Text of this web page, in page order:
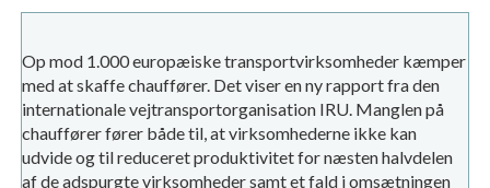
Op mod 1.000 europæiske transportvirksomheder kæmper
med at skaffe chauffører. Det viser en ny rapport fra den
internationale vejtransportorganisation IRU. Manglen på
chauffører fører både til, at virksomhederne ikke kan
udvide og til reduceret produktivitet for næsten halvdelen
af de adspurgte virksomheder samt et fald i omsætningen